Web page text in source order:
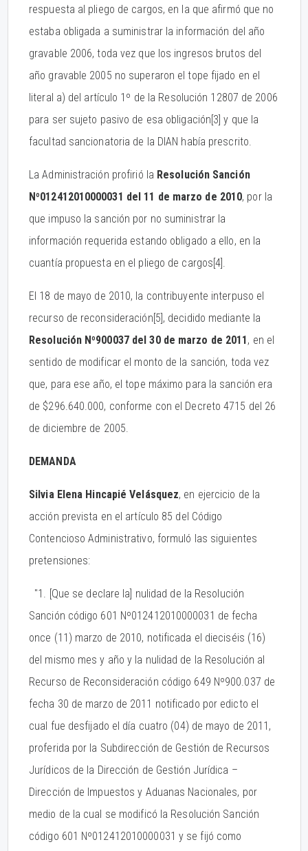
respuesta al pliego de cargos, en la que afirmó que no
estaba obligada a suministrar la información del año
gravable 2006, toda vez que los ingresos brutos del
año gravable 2005 no superaron el tope fijado en el
literal a) del artículo 1º de la Resolución 12807 de 2006
para ser sujeto pasivo de esa obligación[3] y que la
facultad sancionatoria de la DIAN había prescrito.
La Administración profirió la Resolución Sanción
Nº012412010000031 del 11 de marzo de 2010, por la
que impuso la sanción por no suministrar la
información requerida estando obligado a ello, en la
cuantía propuesta en el pliego de cargos[4].
El 18 de mayo de 2010, la contribuyente interpuso el
recurso de reconsideración[5], decidido mediante la
Resolución Nº900037 del 30 de marzo de 2011, en el
sentido de modificar el monto de la sanción, toda vez
que, para ese año, el tope máximo para la sanción era
de $296.640.000, conforme con el Decreto 4715 del 26
de diciembre de 2005.
DEMANDA
Silvia Elena Hincapié Velásquez, en ejercicio de la
acción prevista en el artículo 85 del Código
Contencioso Administrativo, formuló las siguientes
pretensiones:
"1. [Que se declare la] nulidad de la Resolución
Sanción código 601 Nº012412010000031 de fecha
once (11) marzo de 2010, notificada el dieciséis (16)
del mismo mes y año y la nulidad de la Resolución al
Recurso de Reconsideración código 649 Nº900.037 de
fecha 30 de marzo de 2011 notificado por edicto el
cual fue desfijado el día cuatro (04) de mayo de 2011,
proferida por la Subdirección de Gestión de Recursos
Jurídicos de la Dirección de Gestión Jurídica –
Dirección de Impuestos y Aduanas Nacionales, por
medio de la cual se modificó la Resolución Sanción
código 601 Nº012412010000031 y se fijó como